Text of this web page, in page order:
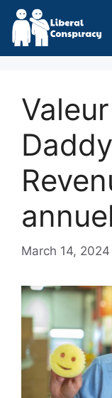
Skip
content
March 14, 2024